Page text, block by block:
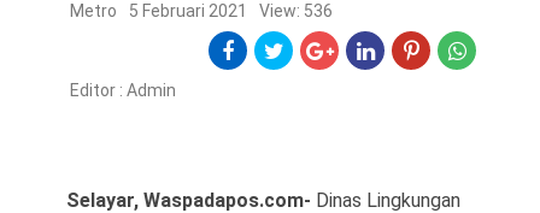
CHANEL
Metro 5 Februari 2021 View: 536
Editor : Admin
Selayar, Waspadapos.com- Dinas Lingkungan